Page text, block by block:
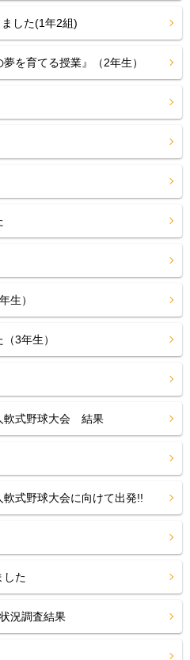
した(1年2組)
を育てる授業』（2年生）
生）
3年生）
軟式野球大会 結果
式野球大会に向けて出発!!
した
況調査結果